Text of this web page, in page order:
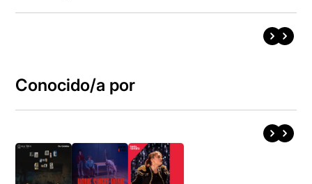
Conocido/a por